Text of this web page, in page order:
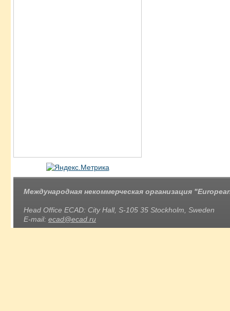
Международная некоммерческая организация
Head Office ECAD: City Hall, S-105 35 Stockholm, Sweden
E-mail: ecad@ecad.ru